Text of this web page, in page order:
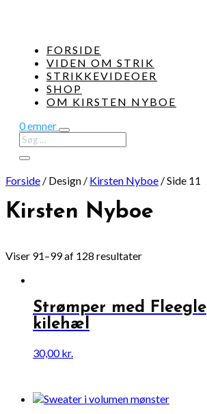
FORSIDE
VIDEN OM STRIK
STRIKKEVIDEOER
SHOP
OM KIRSTEN NYBOE
0 emner
Forside / Design / Kirsten Nyboe /Side 11
Kirsten Nyboe
Viser 91–99 af 128 resultater
Strømper med Fleegle
kilehæl
30,00kr.